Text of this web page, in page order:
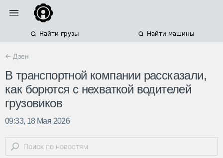
Найти грузы Найти машины
← Дзен
В транспортной компании рассказали,
как борются с нехваткой водителей
грузовиков
09:33, 18 Мая 2026